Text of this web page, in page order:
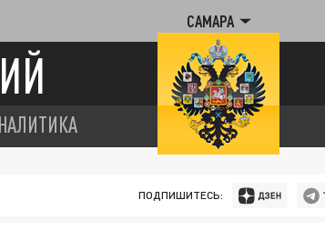
САМАРА
ПОДПИШИТЕСЬ: